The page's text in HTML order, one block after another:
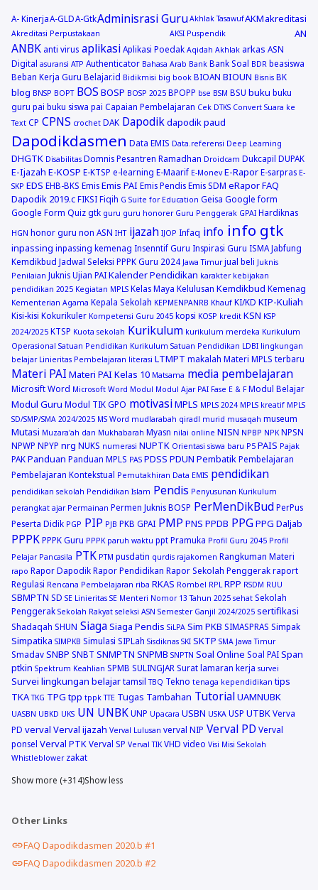
A- KinerjaA-GLDA-GtkAdminisrasi GuruAkhlak TasawufAKMakreditasi
Akreditasi Perpustakaan AKSI Puspendik AN
ANBK anti virus aplikasi Aplikasi Poedak Aqidah Akhlak arkas ASN
Digital asuransi ATP Authenticator Bahasa Arab Bank Bank Soal BDR beasiswa
Beban Kerja Guru Belajar.id Bidikmisi big book BIOAN BIOUN Bisnis BK
blog BNSP BOPT BOS BOSP BOSP 2025 BPOPP bse BSM BSU buku buku
guru pai buku siswa pai Capaian Pembelajaran Cek DTKS Convert Suara ke
Text CP CPNS crochet DAK Dapodikdapodik paud
Dapodikdasmen Data EMIS Data.referensi Deep Learning
DHGTK Disabilitas Domnis Pesantren Ramadhan Droidcam Dukcapil DUPAK
E-Ijazah E-KOSP E-KTSP e-learning E-Maarif E-Monev E-Rapor E-sarpras E-
SKP EDS EHB-BKS Emis Emis PAI Emis Pendis Emis SDM eRaporFAQ
Dapodik 2019.c FIKSI Fiqih G Suite for Education Geisa Google form
Google Form Quiz gtk guru guru honorer Guru Penggerak GPAI Hardiknas
HGN honor guru non ASN IHT ijazah IJOP Infaq info info gtk
inpassing inpassing kemenag Insenntif Guru Inspirasi Guru ISMA Jabfung
Kemdikbud Jadwal Seleksi PPPK Guru 2024 Jawa Timur jual beli Juknis
Penilaian Juknis Ujian PAI Kalender Pendidikan karakter kebijakan
pendidikan 2025 Kegiatan MPLS Kelas Maya Kelulusan Kemdikbud Kemenag
Kementerian Agama Kepala Sekolah KEPMENPANRB Khauf KI/KD KIP-Kuliah
Kisi-kisi Kokurikuler Kompetensi Guru 2045 kopsi KOSP kredit KSN KSP
2024/2025 KTSP Kuota sekolah Kurikulum kurikulum merdeka Kurikulum
Operasional Satuan Pendidikan Kurikulum Satuan Pendidikan LDBI lingkungan
belajar Linieritas Pembelajaran literasi LTMPT makalah Materi MPLS terbaru
Materi PAI Materi PAI Kelas 10 Matsama media pembelajaran
Microsift Word Microsoft Word Modul Modul Ajar PAI Fase E & F Modul Belajar
Modul Guru Modul TIK GPO motivasiMPLS MPLS 2024 MPLS kreatif MPLS
SD/SMP/SMA 2024/2025 MS Word mudlarabah qiradl murid musaqah museum
Mutasi Muzara'ah dan Mukhabarah Myasn nilai online NISN NPBP NPK NPSN
NPWP NPYP nrg NUKS numerasi NUPTK Orientasi siswa baru P5 PAIS Pajak
PAK Panduan Panduan MPLS PAS PDSS PDUN Pembatik Pembelajaran
Pembelajaran Kontekstual Pemutakhiran Data EMIS pendidikan
pendidikan sekolah Pendidikan Islam Pendis Penyusunan Kurikulum
perangkat ajar Permainan Permen Juknis BOSP PerMenDikBud PerPus
Peserta Didik PGP PIP PJB PKB GPAI PMP PNS PPDB PPGPPG Daljab
PPPK PPPK Guru PPPK paruh waktu ppt Pramuka Profil Guru 2045 Profil
Pelajar Pancasila PTK PTM pusdatin qurdis rajakomen Rangkuman Materi
rapo Rapor Dapodik Rapor Pendidikan Rapor Sekolah Penggerak raport
Regulasi Rencana Pembelajaran riba RKAS Rombel RPL RPP RSDM RUU
SBMPTN SD SE Linieritas SE Menteri Nomor 13 Tahun 2025 sehat Sekolah
Penggerak Sekolah Rakyat seleksi ASN Semester Ganjil 2024/2025 sertifikasi
Shadaqah SHUN SiagaSiaga Pendis SiLPA Sim PKB SIMASPRAS Simpak
Simpatika SIMPKB Simulasi SIPLah Sisdiknas SKI SKTP SMA Jawa Timur
Smadav SNBP SNBT SNMPTN SNPMB SNPTN Soal Online Soal PAI Span
ptkin Spektrum Keahlian SPMB SULINGJAR Surat lamaran kerja survei
Survei lingkungan belajar tamsil TBQ Tekno tenaga kependidikan tips
TKA TKG TPG tpp tppk TTE Tugas Tambahan TutorialUAMNUBK
UASBN UBKD UKS UN UNBK UNP Upacara USBN USKA USP UTBK Verva
PD verval Verval ijazah Verval Lulusan verval NIP Verval PD Verval
ponsel Verval PTK Verval SP Verval TIK VHD video Visi Misi Sekolah
Whistleblower zakat
Show more (+314)Show less
Other Links
FAQ Dapodikdasmen 2020.b #1
FAQ Dapodikdasmen 2020.b #2